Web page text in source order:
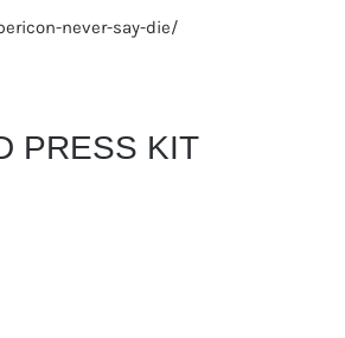
never-say-die/
PRESS KIT